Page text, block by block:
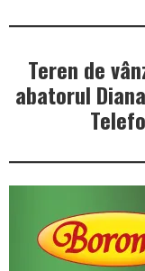
Teren de
abatorul